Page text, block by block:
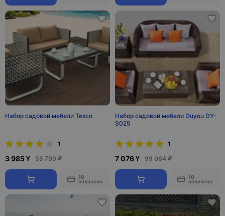
Набор садовой мебели Tesco
1
3 985 ¥ 55 790 ₽
10
оплачено
Набор садовой мебели Duyou DY-
S025
1
7 076 ¥ 99 064 ₽
10
оплачено